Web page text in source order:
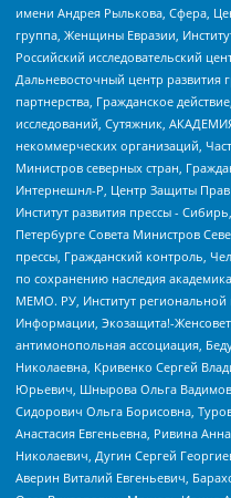
имени Андрея Рылькова, Сфера,
группа, Женщины Евразии,
Российский исследовательский
Дальневосточный центр развития
партнерства, Гражданское
исследований, Сутяжник,
некоммерческих организаций,
Министров северных стран,
Интернешнл-Р, Центр Защиты
Институт развития прессы -
Петербурге Совета Министров
прессы, Гражданский контроль,
по сохранению наследия
МЕМО. РУ, Институт региональной
Информации, Экозащита!-
антимонопольная ассоциация,
Николаевна, Кривенко Сергей
Юрьевич, Шнырова Ольга
Сидорович Ольга Борисовна,
Анастасия Евгеньевна, Ривина
Николаевич, Дугин Сергей
Аверин Виталий Евгеньевич,